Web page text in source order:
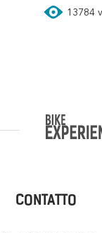
13784
CONTATTO